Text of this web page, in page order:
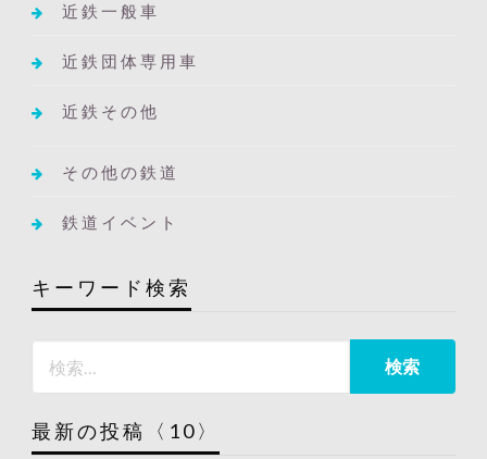
近鉄一般車
近鉄団体専用車
近鉄その他
その他の鉄道
鉄道イベント
キーワード検索
最新の投稿〈10〉